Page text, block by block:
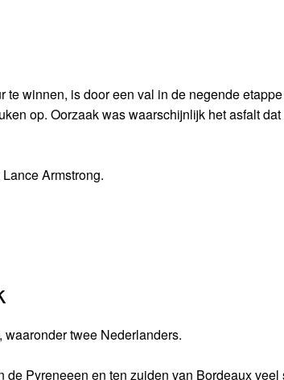
winnen, is door een val in de negende
op. Oorzaak was waarschijnlijk het asfalt
Armstrong.
twee Nederlanders.
Pyreneeen en ten zuiden van Bordeaux veel